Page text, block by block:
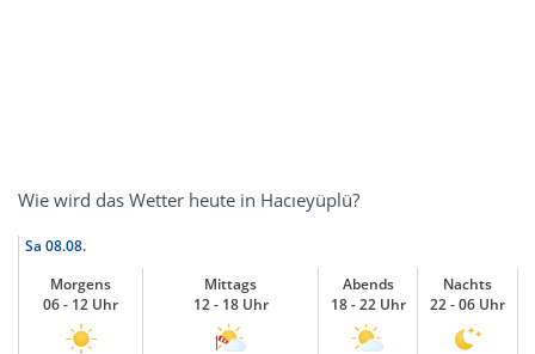
Wie wird das Wetter heute in Hacıeyüplü?
Sa 08.08.
Morgens
06 - 12 Uhr
Mittags
12 - 18 Uhr
Abends
18 - 22 Uhr
Nachts
22 - 06 Uhr